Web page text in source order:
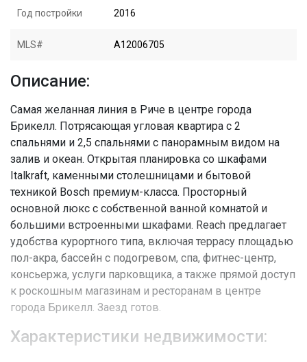
Год постройки 2016
MLS# A12006705
Описание:
Самая желанная линия в Риче в центре города
Брикелл. Потрясающая угловая квартира с 2
спальнями и 2,5 спальнями с панорамным видом на
залив и океан. Открытая планировка со шкафами
Italkraft, каменными столешницами и бытовой
техникой Bosch премиум-класса. Просторный
основной люкс с собственной ванной комнатой и
большими встроенными шкафами. Reach предлагает
удобства курортного типа, включая террасу площадью
пол-акра, бассейн с подогревом, спа, фитнес-центр,
консьержа, услуги парковщика, а также прямой доступ
к роскошным магазинам и ресторанам в центре
города Брикелл. Заезд готов.
Характеристики недвижимости: